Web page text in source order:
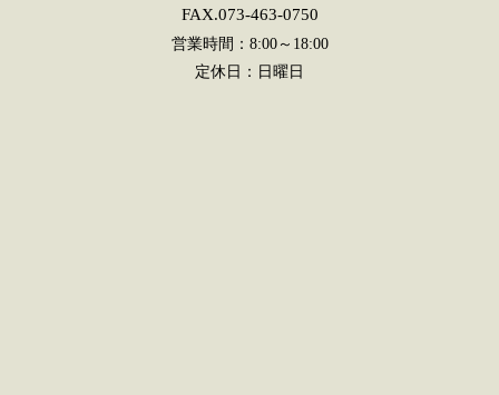
FAX.073-463-0750
営業時間：8:00～18:00
定休日：日曜日